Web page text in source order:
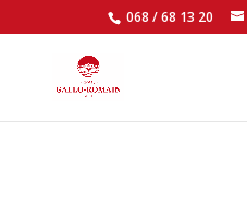
068 / 68 13 20